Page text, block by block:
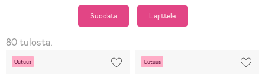
Suodata Lajittele
80 tulosta.
Uutuus Uutuus